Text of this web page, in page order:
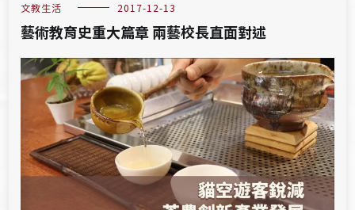
文教生活 2017-12-13
藝術教育史重大篇章 兩藝校長直面對述